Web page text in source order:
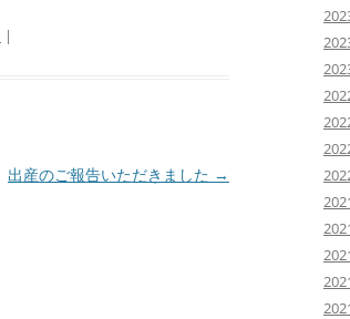
|
出産のご報告いただきました →